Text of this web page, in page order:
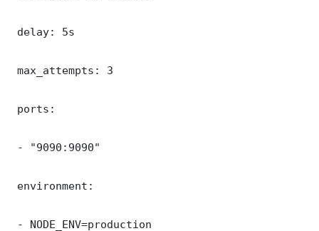
delay: 5s
max_attempts: 3
ports:
- "9090:9090"
environment:
- NODE_ENV=production